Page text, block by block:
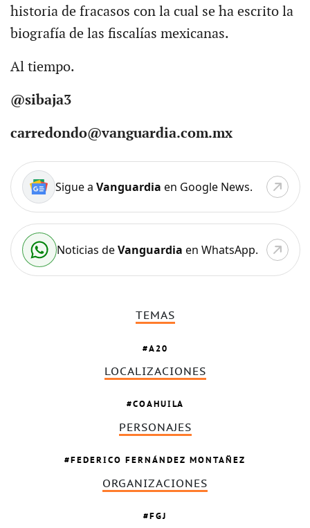
historia de fracasos con la cual se ha escrito la
biografía de las fiscalías mexicanas.
Al tiempo.
@sibaja3
carredondo@vanguardia.com.mx
Sigue a Vanguardia en Google News.
Noticias deVanguardia en WhatsApp.
TEMAS
A20
LOCALIZACIONES
COAHUILA
PERSONAJES
FEDERICO FERNÁNDEZ MONTAÑEZ
ORGANIZACIONES
FGJ